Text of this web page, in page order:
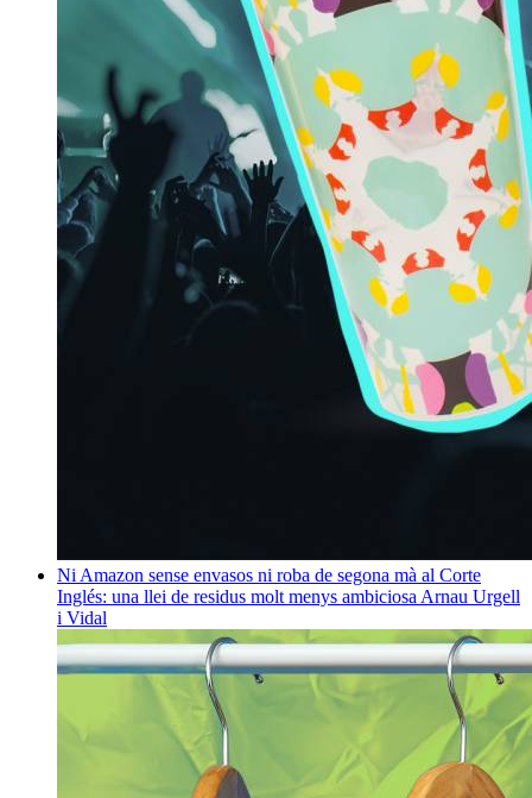
Ni Amazon sense envasos ni roba de segona mà al Corte
Inglés: una llei de residus molt menys ambiciosa Arnau Urgell
i Vidal